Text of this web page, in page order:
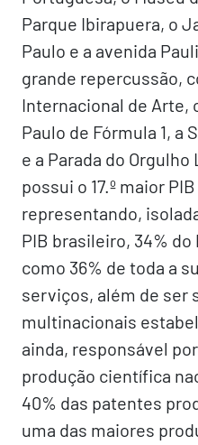
Parque Ibirapuera, o
Paulo e a avenida
grande repercussão,
Internacional de Arte,
Paulo de Fórmula 1, a
e a Parada do
possui o 17.º maior
representando,
PIB brasileiro, 34% do
como 36% de toda a
serviços, além de ser
multinacionais
ainda, responsável
produção científica
40% das patentes
uma das maiores